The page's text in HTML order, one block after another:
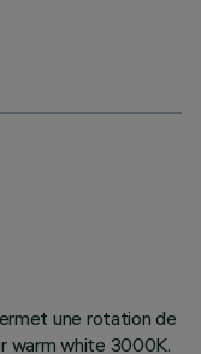
une rotation de
warm white 3000K.